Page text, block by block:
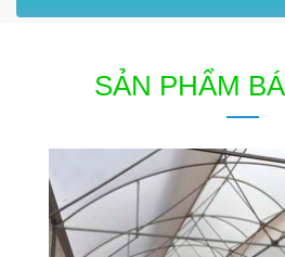
SẢN PHẨM